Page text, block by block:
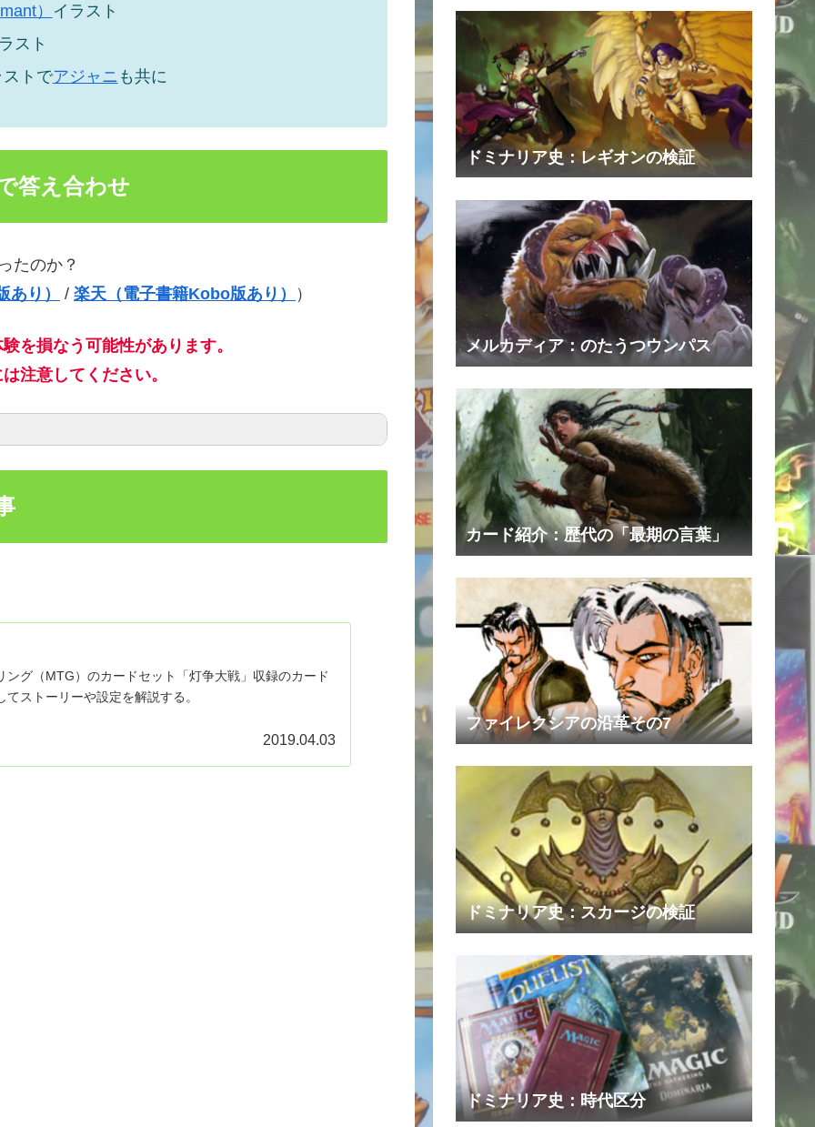
）
イラスト
スト
トでアジャニ も共に
答え合わせ
たのか？
り）
/ 楽天（電子書籍Kobo版あり） ）
を損なう可能性があります。
注意してください。
ング（MTG）のカードセット「灯争大戦」収録のカード
ストーリーや設定を解説する。
2019.04.03
ドミナリア史：レギオンの検証
メルカディア：のたうつウンパス
カード紹介：歴代の「最期の言葉」
ファイレクシアの沿革その7
ドミナリア史：スカージの検証
ドミナリア史：時代区分